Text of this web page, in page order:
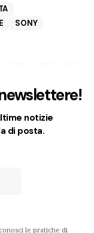
SONY
notizie
di posta.
le pratiche di